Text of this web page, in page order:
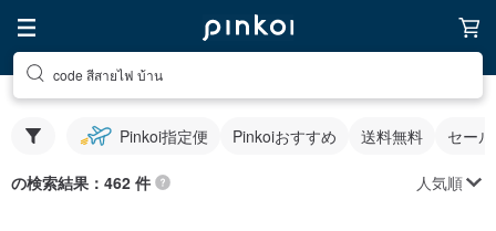
code สีสายไฟ บ้าน
Pinkoi指定便 Pinkoiおすすめ 送料無料 セー
の検索結果：462 件 人気順